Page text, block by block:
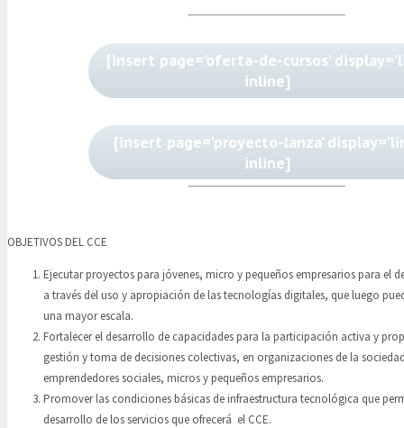
[insert page=’oferta-de-cursos’
inline]
[insert page=’proyecto-lanza’
inline]
OBJETIVOS DEL CCE
Ejecutar proyectos para jóvenes, micro y pequeños empresarios para el
a través del uso y apropiación de las tecnologías digitales, que luego
una mayor escala.
Fortalecer el desarrollo de capacidades para la participación activa y
gestión y toma de decisiones colectivas, en organizaciones de la
emprendedores sociales, micros y pequeños empresarios.
Promover las condiciones básicas de infraestructura tecnológica que
desarrollo de los servicios que ofrecerá el CCE.